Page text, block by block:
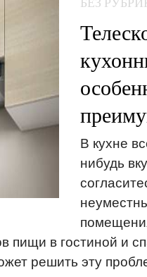
В кухне
нибудь
пищи в гостиной и
решить эту